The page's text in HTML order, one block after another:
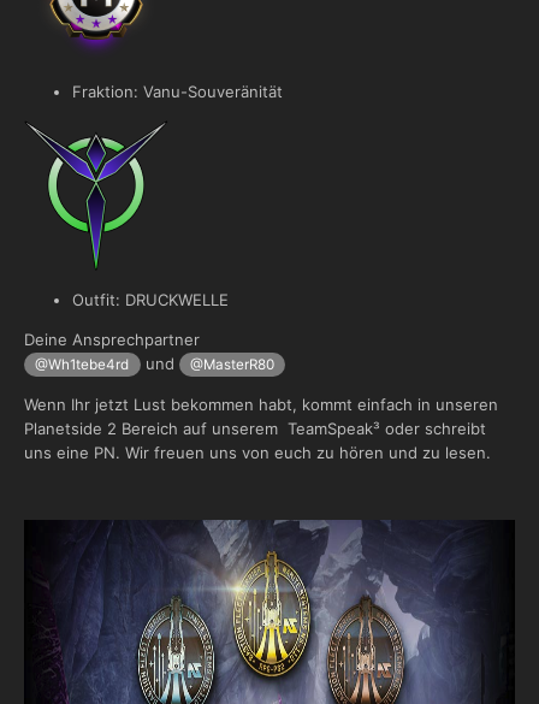
Fraktion: Vanu-Souveränität
Outfit: DRUCKWELLE
Deine Ansprechpartner
@Wh1tebe4rd und @MasterR80
Wenn Ihr jetzt Lust bekommen habt, kommt einfach in unseren
Planetside 2 Bereich auf unserem TeamSpeak³ oder schreibt
uns eine PN. Wir freuen uns von euch zu hören und zu lesen.